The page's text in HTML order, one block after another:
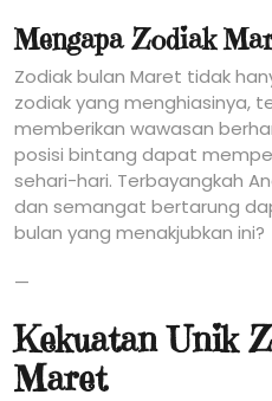
Mengapa Zodiak
Zodiak bulan Maret tidak
zodiak yang menghiasinya,
memberikan wawasan
posisi bintang dapat
sehari-hari. Terbayangkah
dan semangat bertarung
bulan yang menakjubkan ini?
—
Kekuatan Unik
Maret